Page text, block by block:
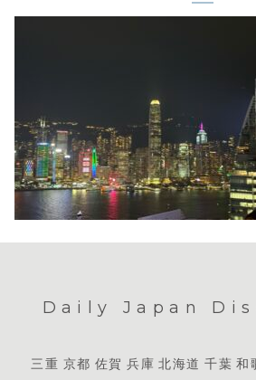
Daily Japan
三重 京都 佐賀 兵庫 北海道 千葉 和